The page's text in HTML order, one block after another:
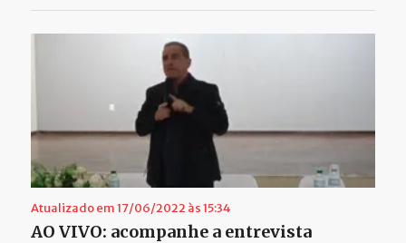
Atualizado em 17/06/2022 às 15:34
AO VIVO: acompanhe a entrevista